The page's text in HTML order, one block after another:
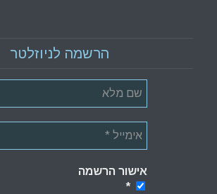
הרשמה לניוזלטר
אישור הרשמה
*